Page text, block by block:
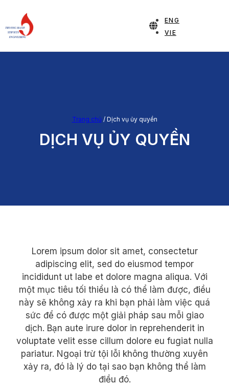
ENG
VIE
Trang chủ / Dịch vụ ủy quyền
DỊCH VỤ ỦY QUYỀN
Lorem ipsum dolor sit amet, consectetur
adipiscing elit, sed do eiusmod tempor
incididunt ut labe et dolore magna aliqua. Với
một mục tiêu tối thiểu là có thể làm được, điều
này sẽ không xảy ra khi bạn phải làm việc quá
sức để có được một giải pháp sau mỗi giao
dịch. Bạn aute irure dolor in reprehenderit in
voluptate velit esse cillum dolore eu fugiat nulla
pariatur. Ngoại trừ tội lỗi không thường xuyên
xảy ra, đó là lý do tại sao bạn không thể làm
điều đó.